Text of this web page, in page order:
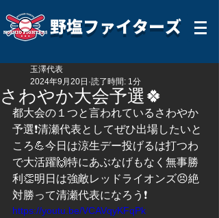
野塩ファイターズ
さわやか大会予選🍀
玉澤代表
2024年9月20日 読了時間: 1分
都大会の１つと言われているさわやか
予選❗️清瀬代表としてぜひ出場したいと
ころ💪今日は涼生デー投げるは打つわ
で大活躍🙌特にあぶなげもなく無事勝
利👏明日は強敵レッドライオンズ😣絶
対勝って清瀬代表になろう❗️
https://youtu.be/VCAVqyKFqPk